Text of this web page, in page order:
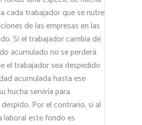
cada trabajador que se nutre
de las empresas en las
Si el trabajador cambia de
acumulado no se perderá.
el trabajador sea despedido
acumulada hasta ese
hucha serviría para
Por el contrario, si al
laboral este fondo es